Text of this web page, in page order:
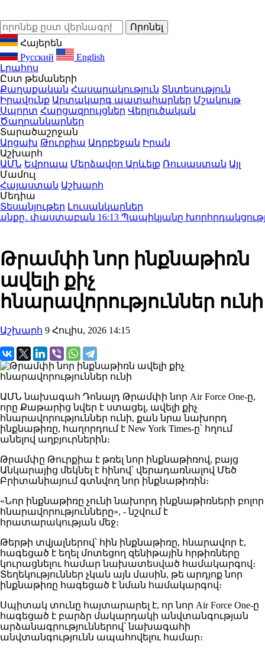
Հայերեն
Русский
English
Լրահոս
Ըստ թեմաների
Քաղաքական Հասարակություն Տնտեսություն
Իրավունք Արտակարգ պատահարներ Մշակույթ
Սպորտ Հարցազրույցներ Վերլուծական
Ծաղրանկարներ
Տարածաշրջան
Արցախ Թուրքիա Ադրբեջան Իրան
Աշխարհ
ԱՄՆ Եվրոպա Մերձավոր Արևելք Ռուսաստան Այլ
Մամուլ
Հայաստան Աշխարհ
Մեդիա
Տեսանյութեր Լուսանկարներ
փաստաբան16:13Պապիկյանը
Թրամփի նոր ինքնաթիռն
ավելի քիչ
հնարավորություններ ունի
Աշխարհ 9 Հուլիս, 2026 14:15
ԱՄՆ նախագահ Դոնալդ Թրամփի նոր Air Force One-ը,
որը Քաթարից նվեր է ստացել, ավելի քիչ
հնարավորություններ ունի, քան նրա նախորդ
ինքնաթիռը, հաղորդում է New York Times-ը՝ հղում
անելով աղբյուրներին։
Թրամփը Թուրքիա է թռել նոր ինքնաթիռով, բայց
Անկարայից մեկնել է հինով՝ վերադառնալով Մեծ
Բրիտանիայում գտնվող նոր ինքնաթիռին։
«Նոր ինքնաթիռը չունի նախորդ ինքնաթիռների բոլոր
հնարավորությունները», - նշվում է
հրատարակության մեջ։
Թերթի տվյալներով՝ հին ինքնաթիռը, հնարավոր է,
հագեցած է եղել մոտեցող զենիթային հրթիռները
կուրացնելու համար նախատեսված համակարգով։
Տեղեկություններ չկան այն մասին, թե արդյոք նոր
ինքնաթիռը հագեցած է նման համակարգով։
Սպիտակ տունը հայտարարել է, որ նոր Air Force One-ը
հագեցած է բարձր մակարդակի անվտանգության
արձանագրություններով՝ նախագահի
անվտանգությունն ապահովելու համար։